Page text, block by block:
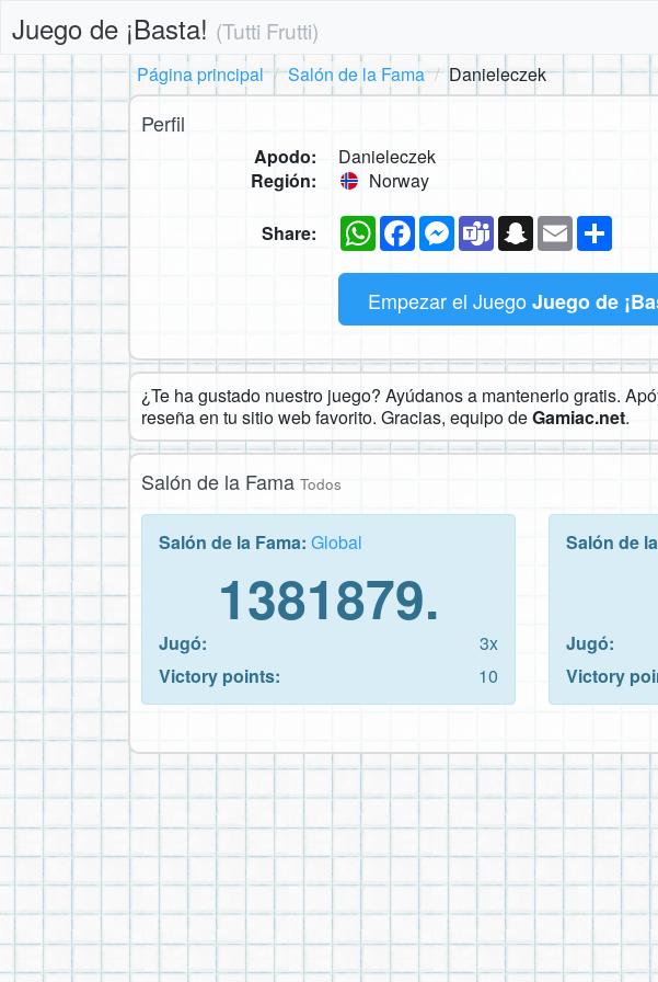
Juego de ¡Basta! (Tutti Frutti)
Página principal
Salón de la Fama Danieleczek
Perfil
Apodo:
Danieleczek
Región:
Norway
Share: WhatsAppFacebookMessenger
TeamsSnapchat
Email
Empezar el Juego Juego de
¿Te ha gustado nuestro juego? Ayúdanos a mantenerlo gratis.
reseña en tu sitio web favorito. Gracias, equipo deGamiac.net.
Salón de la Fama Todos
Salón de la Fama: Global
1381879.
Jugó:
3x
Victory points:
10
Salón de
Jugó:
Victory